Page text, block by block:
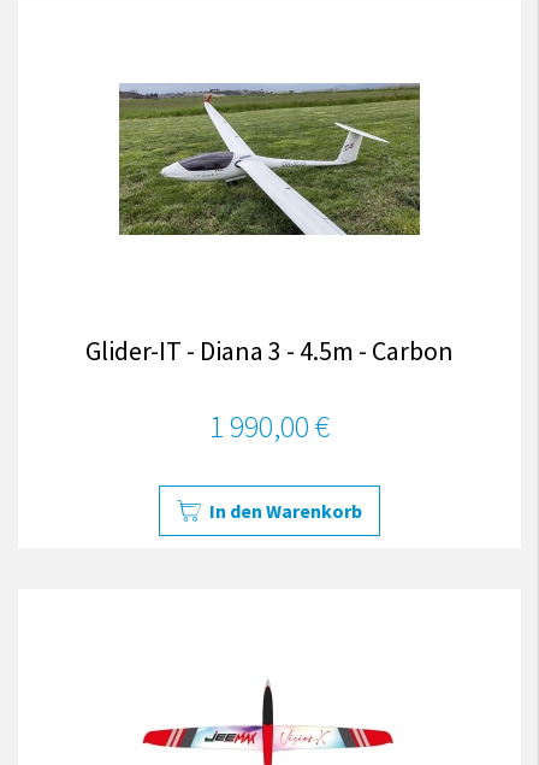
Glider-IT - Diana 3 - 4.5m - Carbon
1 990,00 €
In den Warenkorb